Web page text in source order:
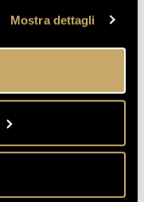
Mostra dettagli